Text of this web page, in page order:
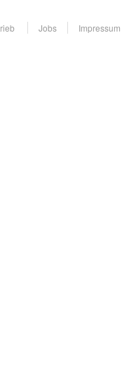
Jobs
Impressum